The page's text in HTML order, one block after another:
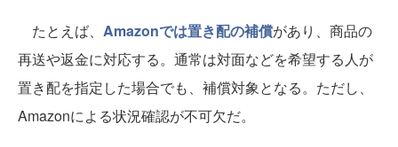
たとえば、 Amazonでは置き配の補償があり、商品の
再送や返金に対応する。通常は対面などを希望する人が
置き配を指定した場合でも、補償対象となる。ただし、
Amazonによる状況確認が不可欠だ。